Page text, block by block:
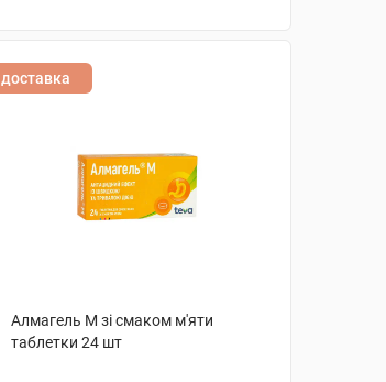
доставка
Алмагель М зі смаком м'яти
таблетки 24 шт